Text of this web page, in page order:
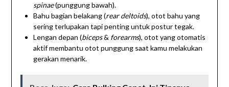
spinae(punggung bawah).
Bahu bagian belakang (rear deltoids), otot bahu yang
sering terlupakan tapi penting untuk postur tegak.
Lengan depan (biceps& forearms), otot yang otomatis
aktif membantu otot punggung saat kamu melakukan
gerakan menarik.